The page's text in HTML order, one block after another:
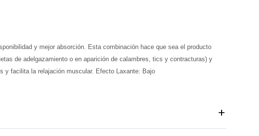
y mejor absorción. Esta combinación hace que sea el producto
de adelgazamiento o en aparición de calambres, tics y contracturas) y
y facilita la relajación muscular. Efecto Laxante: Bajo